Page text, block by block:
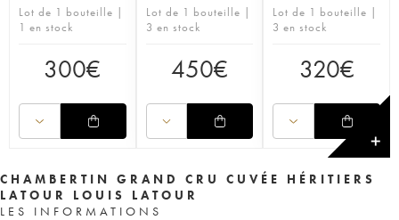
Lot de 1 bouteille |
1 en stock
300€
Lot de 1 bouteille |
3 en stock
450€
Lot de 1 bouteille |
3 en stock
320€
✕
CHAMBERTIN GRAND CRU CUVÉE HÉRITIERS
LATOUR LOUIS LATOUR
LES INFORMATIONS